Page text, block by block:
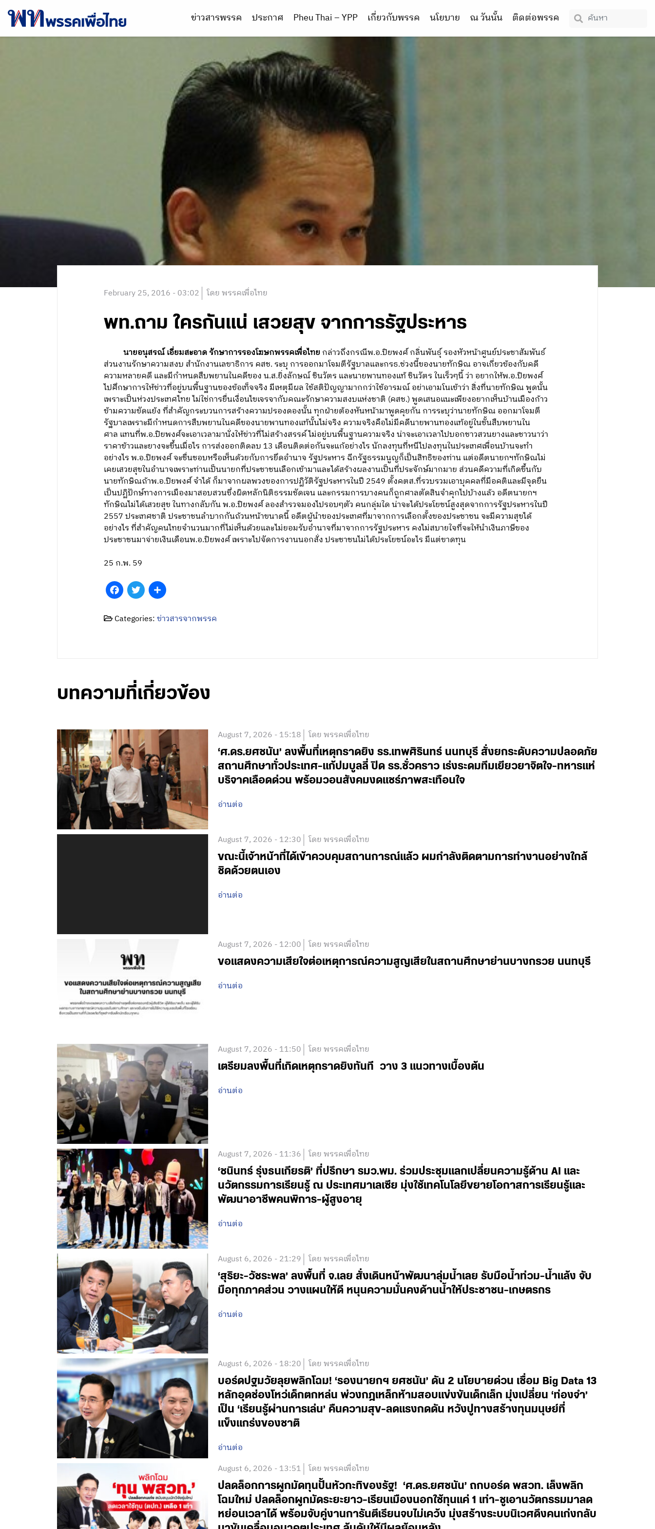
ข่าวสารพรรค ประกาศ Pheu Thai – YPP เกี่ยวกับพรรค นโยบาย ณ วันนั้น ติดต่อพรรค
February 25, 2016 - 03:02 โดย พรรคเพื่อไทย
พท.ถาม ใครกันแน่ เสวยสุข จากการรัฐประหาร
นายอนุสรณ์ เอี่ยมสะอาด รักษาการรองโฆษกพรรคเพื่อไทย กล่าวถึงกรณีพ.อ.ปิยพงศ์ กลิ่นพันธุ์ รองหัวหน้าศูนย์ประชาสัมพันธ์
ส่วนงานรักษาความสงบ สำนักงานเลขาธิการ คสช. ระบุ การออกมาโจมตีรัฐบาลและกรธ.ช่วงนี้ของนายทักษิณ อาจเกี่ยวข้องกับคดี
ความหลายคดี และมีกำหนดสืบพยานในคดีของ น.ส.ยิ่งลักษณ์ ชินวัตร และนายพานทองแท้ ชินวัตร ในเร็วๆนี้ ว่า อยากให้พ.อ.ปิยพงศ์
ไปศึกษาการให้ข่าวที่อยู่บนพื้นฐานของข้อเท็จจริง มีเหตุมีผล ใช้สติปัญญามากกว่าใช้อารมณ์ อย่าเอามโนเข้าว่า สิ่งที่นายทักษิณ พูดนั้น
เพราะเป็นห่วงประเทศไทย ไม่ใช่การยื่นเงื่อนไขเจรจากับคณะรักษาความสงบแห่งชาติ (คสช.) พูดเสนอแนะเพียงอยากเห็นบ้านเมืองก้าว
ข้ามความขัดแย้ง ที่สำคัญกระบวนการสร้างความปรองดองนั้น ทุกฝ่ายต้องหันหน้ามาพูดคุยกัน การระบุว่านายทักษิณ ออกมาโจมตี
รัฐบาลเพราะมีกำหนดการสืบพยานในคดีของนายพานทองแท้นั้นไม่จริง ความจริงคือไม่มีคดีนายพานทองแท้อยู่ในชั้นสืบพยานใน
ศาล แทนที่พ.อ.ปิยพงศ์จะเอาเวลามานั่งให้ข่าวที่ไม่สร้างสรรค์ ไม่อยู่บนพื้นฐานความจริง น่าจะเอาเวลาไปบอกชาวสวนยางและชาวนาว่า
ราคาข้าวและยางจะขึ้นเมื่อไร การส่งออกติดลบ 13 เดือนติดต่อกันจะแก้อย่างไร นักลงทุนที่หนีไปลงทุนในประเทศเพื่อนบ้านจะทำ
อย่างไร พ.อ.ปิยพงศ์ จะชื่นชอบหรือเห็นด้วยกับการยึดอำนาจ รัฐประหาร ฉีกรัฐธรรมนูญก็เป็นสิทธิของท่าน แต่อดีตนายกฯทักษิณไม่
เคยเสวยสุขในอำนาจเพราะท่านเป็นนายกที่ประชาชนเลือกเข้ามาและได้สร้างผลงานเป็นที่ประจักษ์มากมาย ส่วนคดีความที่เกิดขึ้นกับ
นายทักษิณถ้าพ.อ.ปิยพงศ์ จำได้ ก็มาจากผลพวงของการปฏิวัติรัฐประหารในปี 2549 ตั้งคตส.ที่รวบรวมเอาบุคคลที่มีอคติและมีจุดยืน
เป็นปฏิปักษ์ทางการเมืองมาสอบสวนซึ่งผิดหลักนิติธรรมชัดเจน และกรรมการบางคนก็ถูกศาลตัดสินจำคุกไปบ้างแล้ว อดีตนายกฯ
ทักษิณไม่ได้เสวยสุข ในทางกลับกัน พ.อ.ปิยพงศ์ ลองสำรวจมองไปรอบๆตัว คนกลุ่มใด น่าจะได้ประโยชน์สูงสุดจากการรัฐประหารในปี
2557 ประเทศชาติ ประชาชนลำบากกันถ้วนหน้าขนาดนี้ อดีตผู้นำของประเทศที่มาจากการเลือกตั้งของประชาชน จะมีความสุขได้
อย่างไร ที่สำคัญคนไทยจำนวนมากที่ไม่เห็นด้วยและไม่ยอมรับอำนาจที่มาจากการรัฐประหาร คงไม่สบายใจที่จะให้นำเงินภาษีของ
ประชาชนมาจ่ายเงินเดือนพ.อ.ปิยพงศ์ เพราะไปจัดการงานนอกสั่ง ประชาชนไม่ได้ประโยชน์อะไร มีแต่ขาดทุน
25 ก.พ. 59
Facebook
TwitterShare
Categories:ข่าวสารจากพรรค
บทความที่เกี่ยวข้อง
August 7, 2026 - 15:18 โดย พรรคเพื่อไทย
‘ศ.ดร.ยศชนัน’ ลงพื้นที่เหตุกราดยิง รร.เทพศิรินทร์ นนทบุรี สั่งยกระดับความปลอดภัย
สถานศึกษาทั่วประเทศ-แก้ปมบูลลี่ ปิด รร.ชั่วคราว เร่งระดมทีมเยียวยาจิตใจ-ทหารแห่
บริจาคเลือดด่วน พร้อมวอนสังคมงดแชร์ภาพสะเทือนใจ
อ่านต่อ
August 7, 2026 - 12:30 โดย พรรคเพื่อไทย
ขณะนี้เจ้าหน้าที่ได้เข้าควบคุมสถานการณ์แล้ว ผมกำลังติดตามการทำงานอย่างใกล้
ชิดด้วยตนเอง
อ่านต่อ
August 7, 2026 - 12:00 โดย พรรคเพื่อไทย
ขอแสดงความเสียใจต่อเหตุการณ์ความสูญเสียในสถานศึกษาย่านบางกรวย นนทบุรี
อ่านต่อ
August 7, 2026 - 11:50 โดย พรรคเพื่อไทย
เตรียมลงพื้นที่เกิดเหตุกราดยิงทันที วาง 3 แนวทางเบื้องต้น
อ่านต่อ
August 7, 2026 - 11:36 โดย พรรคเพื่อไทย
‘ชนินทร์ รุ่งธนเกียรติ’ ที่ปรึกษา รมว.พม. ร่วมประชุมแลกเปลี่ยนความรู้ด้าน AI และ
นวัตกรรมการเรียนรู้ ณ ประเทศมาเลเซีย มุ่งใช้เทคโนโลยีขยายโอกาสการเรียนรู้และ
พัฒนาอาชีพคนพิการ-ผู้สูงอายุ
อ่านต่อ
August 6, 2026 - 21:29 โดย พรรคเพื่อไทย
‘สุริยะ-วัชระพล’ ลงพื้นที่ จ.เลย สั่งเดินหน้าพัฒนาลุ่มน้ำเลย รับมือน้ำท่วม-น้ำแล้ง จับ
มือทุกภาคส่วน วางแผนให้ดี หนุนความมั่นคงด้านน้ำให้ประชาชน-เกษตรกร
อ่านต่อ
August 6, 2026 - 18:20 โดย พรรคเพื่อไทย
บอร์ดปฐมวัยลุยพลิกโฉม! ‘รองนายกฯ ยศชนัน’ ดัน 2 นโยบายด่วน เชื่อม Big Data 13
หลักอุดช่องโหว่เด็กตกหล่น พ่วงกฎเหล็กห้ามสอบแข่งขันเด็กเล็ก มุ่งเปลี่ยน ‘ท่องจำ’
เป็น ‘เรียนรู้ผ่านการเล่น’ คืนความสุข-ลดแรงกดดัน หวังปูทางสร้างทุนมนุษย์ที่
แข็งแกร่งของชาติ
อ่านต่อ
August 6, 2026 - 13:51 โดย พรรคเพื่อไทย
ปลดล็อกการผูกมัดทุนปั้นหัวกะทิของรัฐ! ‘ศ.ดร.ยศชนัน’ ถกบอร์ด พสวท. เล็งพลิก
โฉมใหม่ ปลดล็อกผูกมัดระยะยาว-เรียนเมืองนอกใช้ทุนแค่ 1 เท่า-ชูเอานวัตกรรมมาลด
หย่อนเวลาได้ พร้อมจับคู่งานการันตีเรียนจบไม่เคว้ง มุ่งสร้างระบบนิเวศดึงคนเก่งกลับ